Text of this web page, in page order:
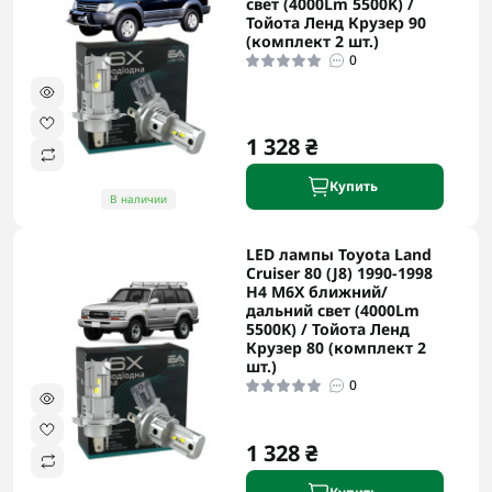
В наличии
Тойота Ленд Крузер 90
(комплект 2 шт.)
0
1 328 ₴
Купить
LED лампы Toyota Land
Cruiser 80 (J8) 1990-1998
H4 M6X ближний/
дальний свет (4000Lm
5500K) / Тойота Ленд
Крузер 80 (комплект 2
шт.)
0
1 328 ₴